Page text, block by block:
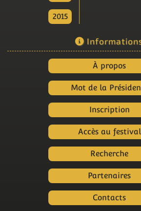
2015
À propos
Mot de la
Inscription
Accès au festival
Recherche
Partenaires
Contacts